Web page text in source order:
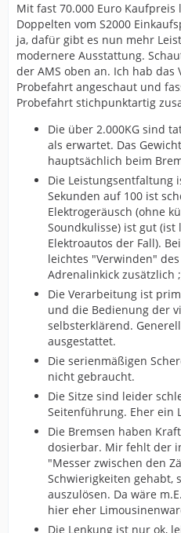
Mit fast 70.000 Euro
Doppelten vom S2000
ja, dafür gibt es nun mehr
modernere Ausstattung.
der AMS oben an. Ich hab
Probefahrt angeschaut und
Probefahrt stichpunktartig
Die über 2.000KG sind
als erwartet. Das
hauptsächlich beim
Die Leistungsentfaltung
Sekunden auf 100 ist
Elektrogeräusch (ohne
Soundkulisse) ist gut
Elektroautos der Fall).
leichtes "Verwinden"
Adrenalinkick zusätzlich
Die Verarbeitung ist
und die Bedienung der
selbsterklärend.
ausgestattet.
Die serienmäßigen
nicht gebraucht.
Die Sitze sind leider
Seitenführung. Eher ein
Die Bremsen haben
dosierbar. Mir fehlt der
"Messer zwischen den
Schwierigkeiten gehabt,
auszulösen. Da wäre
hier eher
Die Lenkung ist nur ok,